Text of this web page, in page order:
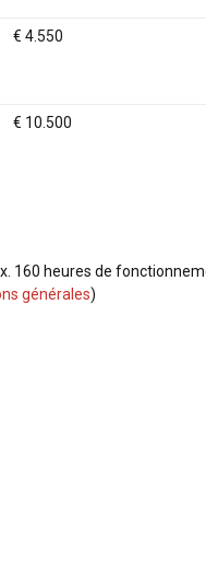
€ 4.550
€ 10.500
160 heures de
générales)